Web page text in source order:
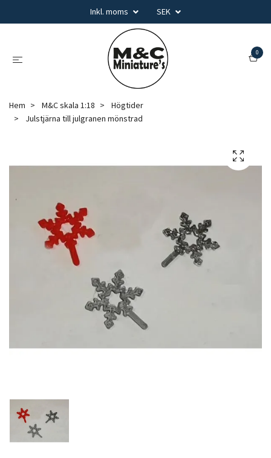
Inkl. moms SEK
0
Hem M&C skala 1:18
Högtider
Julstjärna till julgranen mönstrad